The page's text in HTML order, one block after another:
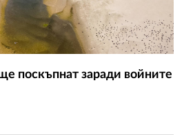
поскъпнат заради войните